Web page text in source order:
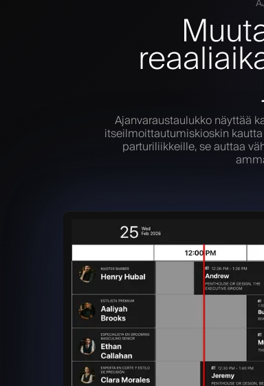
Ajanvaraustaulukko näyttää
itseilmoittautumiskioskin
parturiliikkeille, se auttaa